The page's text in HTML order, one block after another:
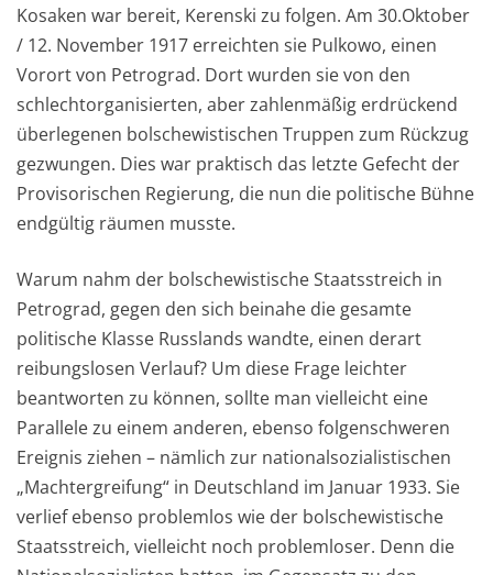
Kosaken war bereit, Kerenski zu folgen. Am 30.Oktober
/ 12. November 1917 erreichten sie Pulkowo, einen
Vorort von Petrograd. Dort wurden sie von den
schlechtorganisierten, aber zahlenmäßig erdrückend
überlegenen bolschewistischen Truppen zum Rückzug
gezwungen. Dies war praktisch das letzte Gefecht der
Provisorischen Regierung, die nun die politische Bühne
endgültig räumen musste.
Warum nahm der bolschewistische Staatsstreich in
Petrograd, gegen den sich beinahe die gesamte
politische Klasse Russlands wandte, einen derart
reibungslosen Verlauf? Um diese Frage leichter
beantworten zu können, sollte man vielleicht eine
Parallele zu einem anderen, ebenso folgenschweren
Ereignis ziehen – nämlich zur nationalsozialistischen
„Machtergreifung“ in Deutschland im Januar 1933. Sie
verlief ebenso problemlos wie der bolschewistische
Staatsstreich, vielleicht noch problemloser. Denn die